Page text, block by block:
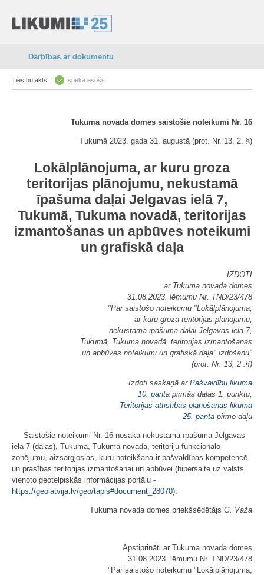
Darbības ar dokumentu
Tiesību akts: spēkā esošs
Tukuma novada domes saistošie noteikumi Nr. 16
Tukumā 2023. gada 31. augustā (prot. Nr. 13, 2. §)
Lokālplānojuma, ar kuru groza
teritorijas plānojumu, nekustamā
īpašuma daļai Jelgavas ielā 7,
Tukumā, Tukuma novadā, teritorijas
izmantošanas un apbūves noteikumi
un grafiskā daļa
IZDOTI
ar Tukuma novada domes
31.08.2023. lēmumu Nr. TND/23/478
"Par saistošo noteikumu "Lokālplānojuma,
ar kuru groza teritorijas plānojumu,
nekustamā īpašuma daļai Jelgavas ielā 7,
Tukumā, Tukuma novadā, teritorijas izmantošanas
un apbūves noteikumi un grafiskā daļa" izdošanu"
(prot. Nr. 13, 2 .§)
Izdoti saskaņā ar Pašvaldību likuma
10. panta pirmās daļas 1. punktu,
Teritorijas attīstības plānošanas likuma
25. panta pirmo daļu
Saistošie noteikumi Nr. 16 nosaka nekustamā īpašuma Jelgavas
ielā 7 (daļas), Tukumā, Tukuma novadā, teritoriju funkcionālo
zonējumu, aizsargjoslas, kuru noteikšana ir pašvaldības kompetencē
un prasības teritorijas izmantošanai un apbūvei (hipersaite uz valsts
vienoto ģeotelpiskās informācijas portālu -
https://geolatvija.lv/geo/tapis#document_28070).
Tukuma novada domes priekšsēdētājs G. Važa
Apstiprināti ar Tukuma novada domes
31.08.2023. lēmumu Nr. TND/23/478
"Par saistošo noteikumu "Lokālplānojuma,